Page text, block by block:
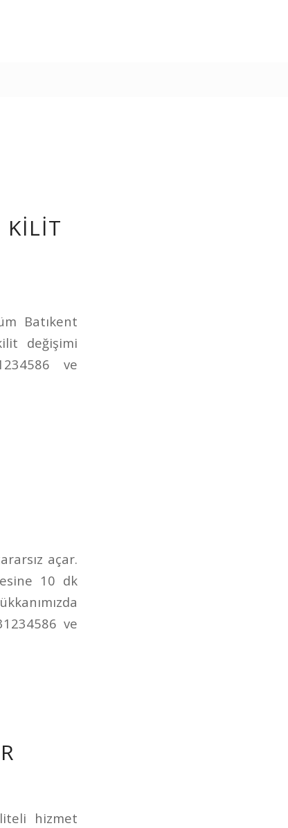
KILIT
Batıkent
değişimi
ve
açar.
10 dk
ve
hizmet